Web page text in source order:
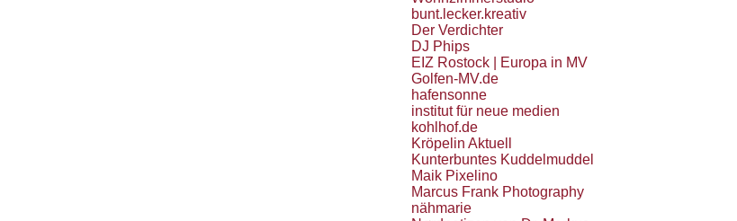
bunt.lecker.kreativ
Der Verdichter
DJ Phips
EIZ Rostock | Europa in MV
Golfen-MV.de
hafensonne
institut für neue medien
kohlhof.de
Kröpelin Aktuell
Kunterbuntes Kuddelmuddel
Maik Pixelino
Marcus Frank Photography
nähmarie